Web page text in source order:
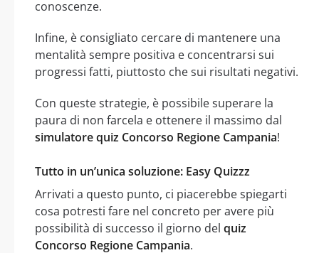
conoscenze.
Infine, è consigliato cercare di mantenere una
mentalità sempre positiva e concentrarsi sui
progressi fatti, piuttosto che sui risultati negativi.
Con queste strategie, è possibile superare la
paura di non farcela e ottenere il massimo dal
simulatore quiz Concorso Regione Campania!
Tutto in un’unica soluzione: Easy Quizzz
Arrivati a questo punto, ci piacerebbe spiegarti
cosa potresti fare nel concreto per avere più
possibilità di successo il giorno del quiz
Concorso Regione Campania.